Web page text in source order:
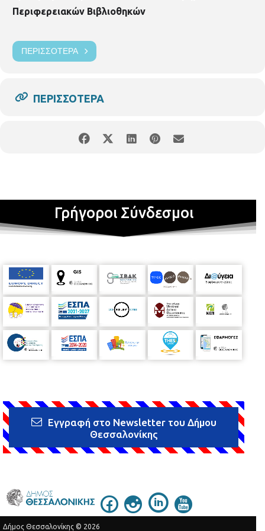
Περιφερειακών Βιβλιοθηκών
ΠΕΡΙΣΣΌΤΕΡΑ
ΠΕΡΙΣΣΌΤΕΡΑ
Γρήγοροι Σύνδεσμοι
Εγγραφή στο Newsletter του Δήμου
Θεσσαλονίκης
Δήμος Θεσσαλονίκης © 2026